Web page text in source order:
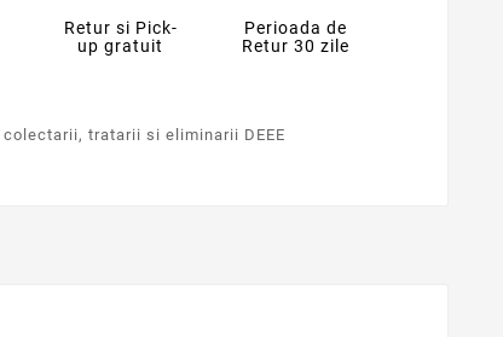
Retur si Pick-
up gratuit
Perioada de
Retur 30 zile
tratarii si eliminarii DEEE